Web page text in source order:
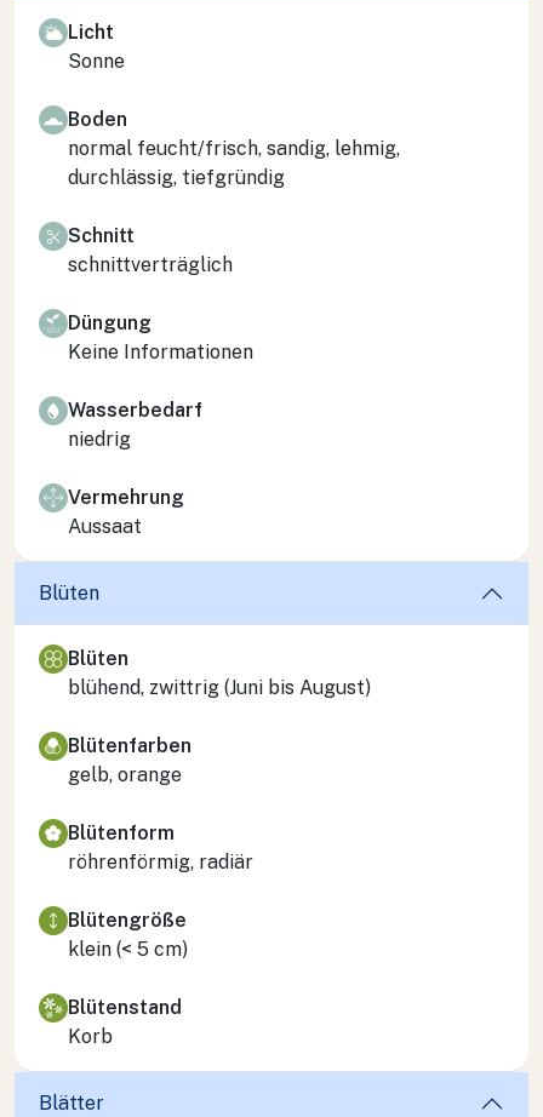
Licht
Sonne
Boden
normal feucht/frisch, sandig, lehmig,
durchlässig, tiefgründig
Schnitt
schnittverträglich
Düngung
Keine Informationen
Wasserbedarf
niedrig
Vermehrung
Aussaat
Blüten
Blüten
blühend, zwittrig (Juni bis August)
Blütenfarben
gelb, orange
Blütenform
röhrenförmig, radiär
Blütengröße
klein (< 5 cm)
Blütenstand
Korb
Blätter